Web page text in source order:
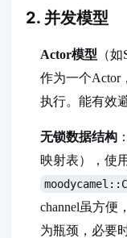
2. 并发模型
Actor模型 （
作为一个Actor
执行。能有效
无锁数据结构
映射表），使用
channel虽方便
为瓶颈，必要